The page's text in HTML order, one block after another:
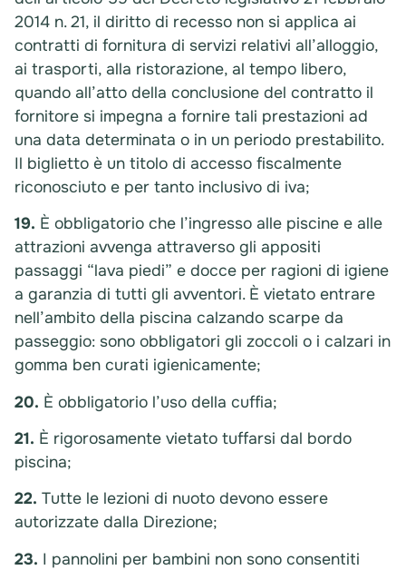
2014 n. 21, il diritto di recesso non si applica ai
contratti di fornitura di servizi relativi all’alloggio,
ai trasporti, alla ristorazione, al tempo libero,
quando all’atto della conclusione del contratto il
fornitore si impegna a fornire tali prestazioni ad
una data determinata o in un periodo prestabilito.
Il biglietto è un titolo di accesso fiscalmente
riconosciuto e per tanto inclusivo di iva;
19. È obbligatorio che l’ingresso alle piscine e alle
attrazioni avvenga attraverso gli appositi
passaggi “lava piedi” e docce per ragioni di igiene
a garanzia di tutti gli avventori. È vietato entrare
nell’ambito della piscina calzando scarpe da
passeggio: sono obbligatori gli zoccoli o i calzari in
gomma ben curati igienicamente;
20. È obbligatorio l’uso della cuffia;
21. È rigorosamente vietato tuffarsi dal bordo
piscina;
22. Tutte le lezioni di nuoto devono essere
autorizzate dalla Direzione;
23. I pannolini per bambini non sono consentiti